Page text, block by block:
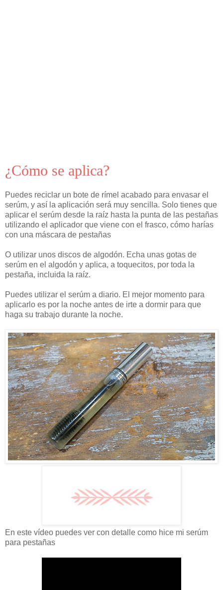
¿Cómo se aplica?
Puedes reciclar un bote de rímel acabado para envasar el
serúm, y así la aplicación será muy sencilla. Solo tienes que
aplicar el serúm desde la raíz hasta la punta de las pestañas
utilizando el aplicador que viene con el frasco, cómo harías
con una máscara de pestañas
O utilizar unos discos de algodón. Echa unas gotas de
serúm en el algodón y aplica, a toquecitos, por toda la
pestaña, incluida la raíz.
Puedes utilizar el serúm a diario. El mejor momento para
aplicarlo es por la noche antes de irte a dormir para que
haga su trabajo durante la noche.
En este vídeo puedes ver con detalle como hice mi serúm
para pestañas